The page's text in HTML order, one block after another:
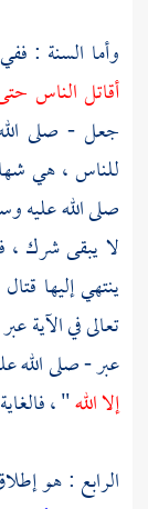
وأما السنة :
أقاتل الناس
جعل - صلى الله
للناس ، هي
صلى الله عليه
لا يبقى شرك ،
ينتهي إليها
تعالى في الآية
عبر - صلى الله
إلا الله" ،
الرابع : هو